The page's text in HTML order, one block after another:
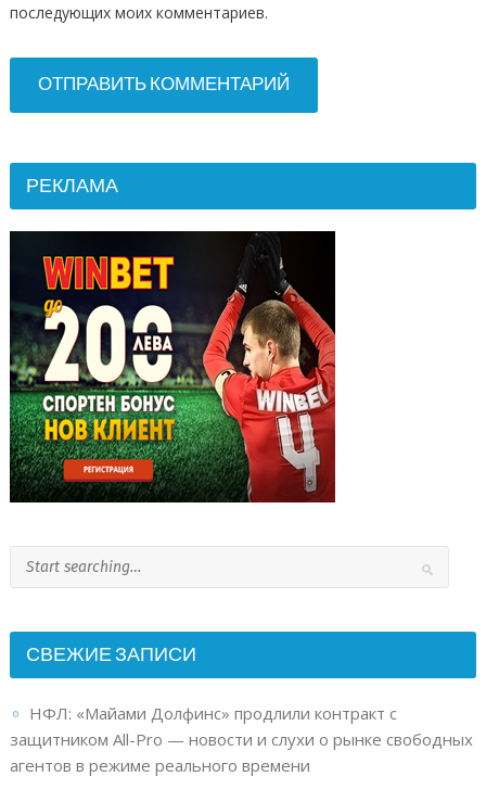
последующих моих комментариев.
РЕКЛАМА
СВЕЖИЕ ЗАПИСИ
НФЛ: «Майами Долфинс» продлили контракт с
защитником All-Pro — новости и слухи о рынке свободных
агентов в режиме реального времени